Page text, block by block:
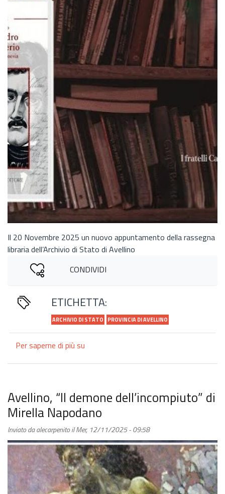
a
“I
giovedi
della
lettura”
Il 20 Novembre 2025 un nuovo appuntamento della rassegna
libraria dell’Archivio di Stato di Avellino
CONDIVIDI
ETICHETTA:
ARCHIVIO DI STATO PROVINCIA DI AVELLINO
Per saperne di più su
con
il
volume
“I
fratelli
Alessandro
e
Carlo
Poerio.
Avellino, “Il demone dell’incompiuto” di
Mirella Napodano
Inviato daalecarpenitoilMer, 12/11/2025 - 09:58